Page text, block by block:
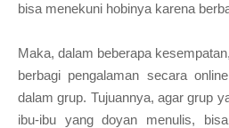
bisa menekuni hobinya karena
Maka, dalam beberapa
berbagi pengalaman secara
dalam grup. Tujuannya, agar grup
ibu-ibu yang doyan menulis,